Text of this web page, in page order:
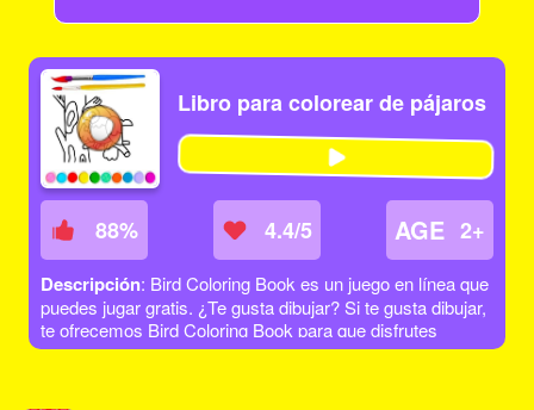
Libro para colorear de pájaros
88% 4.4/5 AGE 2+
Descripción: Bird Coloring Book es un juego en línea que
puedes jugar gratis. ¿Te gusta dibujar? Si te gusta dibujar,
te ofrecemos Bird Coloring Book para que disfrutes
coloreando. Elige tu escena favorita y muestra tu talento